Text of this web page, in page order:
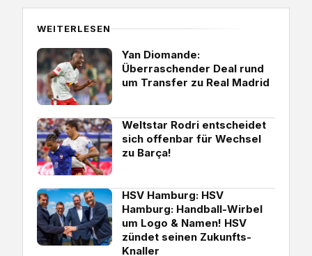
WEITERLESEN
Yan Diomande:
Überraschender Deal rund
um Transfer zu Real Madrid
Weltstar Rodri entscheidet
sich offenbar für Wechsel
zu Barça!
HSV Hamburg: HSV
Hamburg: Handball-Wirbel
um Logo & Namen! HSV
zündet seinen Zukunfts-
Knaller